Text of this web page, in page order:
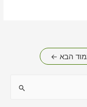
הבא ←